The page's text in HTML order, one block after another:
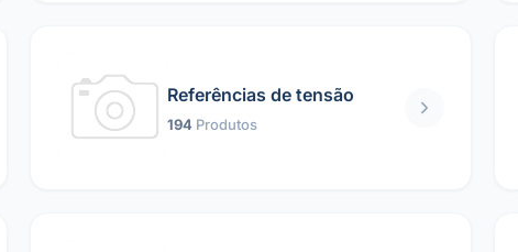
Referências de tensão
194 Produtos